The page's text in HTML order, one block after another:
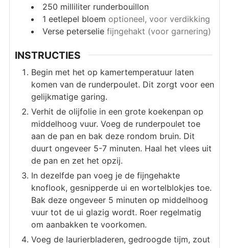
250 milliliter runderbouillon
1 eetlepel bloem optioneel, voor verdikking
Verse peterselie fijngehakt (voor garnering)
INSTRUCTIES
Begin met het op kamertemperatuur laten
komen van de runderpoulet. Dit zorgt voor een
gelijkmatige garing.
Verhit de olijfolie in een grote koekenpan op
middelhoog vuur. Voeg de runderpoulet toe
aan de pan en bak deze rondom bruin. Dit
duurt ongeveer 5-7 minuten. Haal het vlees uit
de pan en zet het opzij.
In dezelfde pan voeg je de fijngehakte
knoflook, gesnipperde ui en wortelblokjes toe.
Bak deze ongeveer 5 minuten op middelhoog
vuur tot de ui glazig wordt. Roer regelmatig
om aanbakken te voorkomen.
Voeg de laurierbladeren, gedroogde tijm, zout